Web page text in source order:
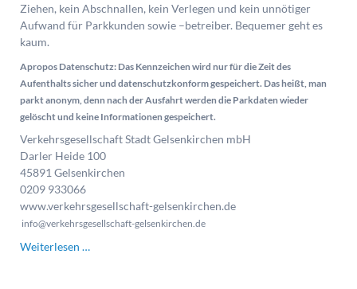
Ziehen, kein Abschnallen, kein Verlegen und kein unnötiger
Aufwand für Parkkunden sowie –betreiber. Bequemer geht es
kaum.
Apropos Datenschutz: Das Kennzeichen wird nur für die Zeit des
Aufenthalts sicher und datenschutzkonform gespeichert. Das heißt, man
parkt anonym, denn nach der Ausfahrt werden die Parkdaten wieder
gelöscht und keine Informationen gespeichert.
Verkehrsgesellschaft Stadt Gelsenkirchen mbH
Darler Heide 100
45891 Gelsenkirchen
0209 933066
www.verkehrsgesellschaft-gelsenkirchen.de
info@verkehrsgesellschaft-gelsenkirchen.de
Weiterlesen …